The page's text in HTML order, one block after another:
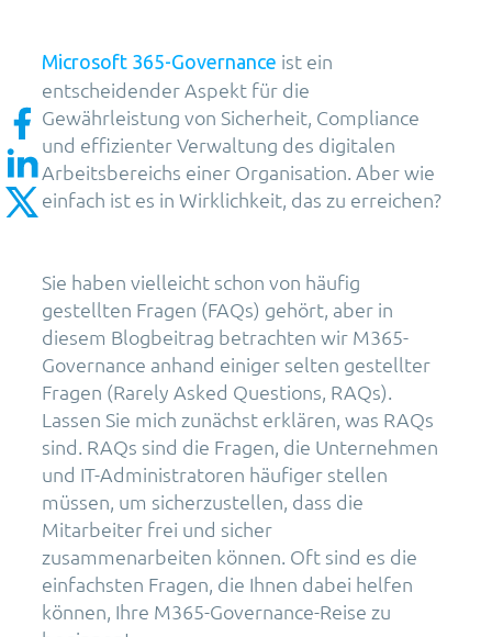
Microsoft 365-Governance ist ein
entscheidender Aspekt für die
Gewährleistung von Sicherheit, Compliance
und effizienter Verwaltung des digitalen
Arbeitsbereichs einer Organisation. Aber wie
einfach ist es in Wirklichkeit, das zu erreichen?
Sie haben vielleicht schon von häufig
gestellten Fragen (FAQs) gehört, aber in
diesem Blogbeitrag betrachten wir M365-
Governance anhand einiger selten gestellter
Fragen (Rarely Asked Questions, RAQs).
Lassen Sie mich zunächst erklären, was RAQs
sind. RAQs sind die Fragen, die Unternehmen
und IT-Administratoren häufiger stellen
müssen, um sicherzustellen, dass die
Mitarbeiter frei und sicher
zusammenarbeiten können. Oft sind es die
einfachsten Fragen, die Ihnen dabei helfen
können, Ihre M365-Governance-Reise zu